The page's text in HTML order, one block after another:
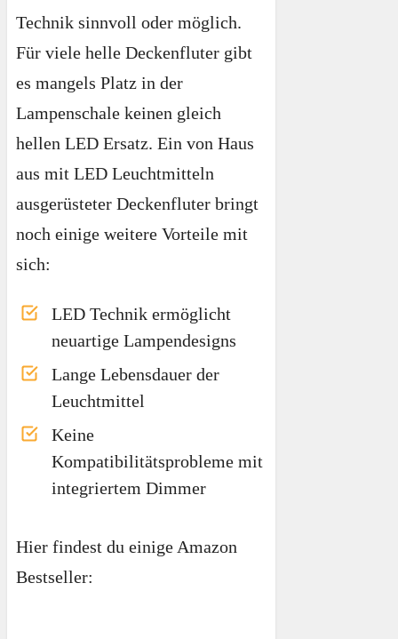
Technik sinnvoll oder möglich.
Für viele helle Deckenfluter gibt
es mangels Platz in der
Lampenschale keinen gleich
hellen LED Ersatz. Ein von Haus
aus mit LED Leuchtmitteln
ausgerüsteter Deckenfluter bringt
noch einige weitere Vorteile mit
sich:
LED Technik ermöglicht
neuartige Lampendesigns
Lange Lebensdauer der
Leuchtmittel
Keine
Kompatibilitätsprobleme mit
integriertem Dimmer
Hier findest du einige Amazon
Bestseller: